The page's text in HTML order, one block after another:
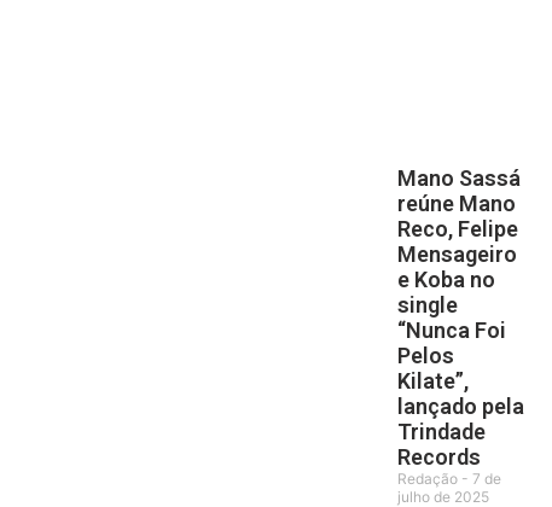
Mano Sassá
reúne Mano
Reco, Felipe
Mensageiro
e Koba no
single
“Nunca Foi
Pelos
Kilate”,
lançado pela
Trindade
Records
Redação
7 de
julho de 2025